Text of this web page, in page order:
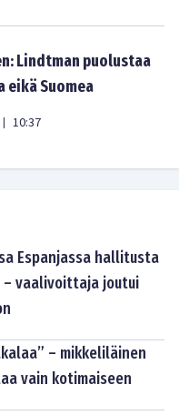
Lindtman puolustaa
eikä Suomea
| 10:37
Espanjassa hallitusta
vaalivoittaja joutui
– mikkeliläinen
vain kotimaiseen